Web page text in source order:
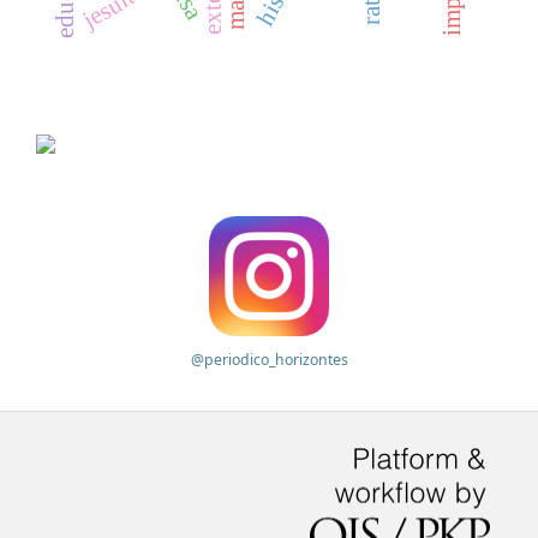
@periodico_horizontes